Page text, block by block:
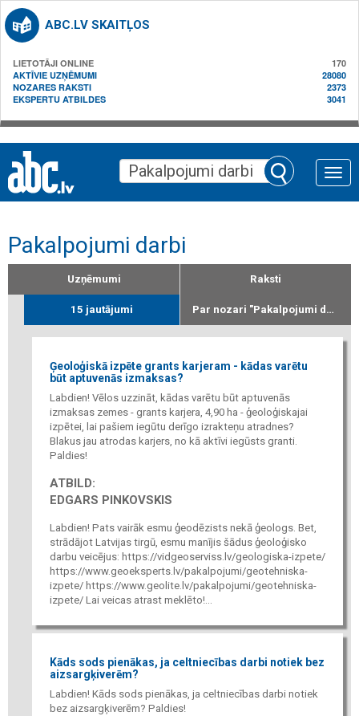
ABC.LV SKAITĻOS
LIETOTĀJI ONLINE
170
AKTĪVIE UZŅĒMUMI
28080
NOZARES RAKSTI
2373
EKSPERTU ATBILDES
3041
Toggle
Pakalpojumi darbi
Uzņēmumi Raksti
15 jautājumi Par nozari "Pakalpojumi darbi"
Ģeoloģiskā izpēte grants karjeram - kādas varētu
būt aptuvenās izmaksas?
Labdien! Vēlos uzzināt, kādas varētu būt aptuvenās
izmaksas zemes - grants karjera, 4,90 ha - ģeoloģiskajai
izpētei, lai pašiem iegūtu derīgo izrakteņu atradnes?
Blakus jau atrodas karjers, no kā aktīvi iegūsts granti.
Paldies!
ATBILD:
EDGARS PINKOVSKIS
Labdien! Pats vairāk esmu ģeodēzists nekā ģeologs. Bet,
strādājot Latvijas tirgū, esmu manījis šādus ģeoloģisko
darbu veicējus: https://vidgeoserviss.lv/geologiska-izpete/
https://www.geoeksperts.lv/pakalpojumi/geotehniska-
izpete/ https://www.geolite.lv/pakalpojumi/geotehniska-
izpete/ Lai veicas atrast meklēto!...
Kāds sods pienākas, ja celtniecības darbi notiek bez
aizsargķiverēm?
Labdien! Kāds sods pienākas, ja celtniecības darbi notiek
bez aizsargķiverēm? Paldies!